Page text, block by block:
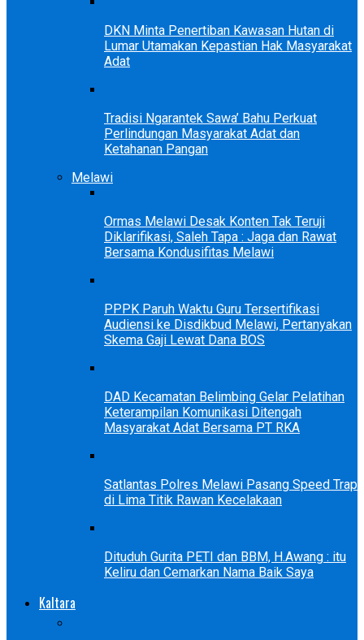
DKN Minta Penertiban Kawasan Hutan di
Lumar Utamakan Kepastian Hak Masyarakat
Adat
Tradisi Ngarantek Sawa’ Bahu Perkuat
Perlindungan Masyarakat Adat dan
Ketahanan Pangan
Melawi
Ormas Melawi Desak Konten Tak Teruji
Diklarifikasi, Saleh Tapa : Jaga dan Rawat
Bersama Kondusifitas Melawi
PPPK Paruh Waktu Guru Tersertifikasi
Audiensi ke Disdikbud Melawi, Pertanyakan
Skema Gaji Lewat Dana BOS
DAD Kecamatan Belimbing Gelar Pelatihan
Keterampilan Komunikasi Ditengah
Masyarakat Adat Bersama PT RKA
Satlantas Polres Melawi Pasang Speed Trap
di Lima Titik Rawan Kecelakaan
Dituduh Gurita PETI dan BBM, H.Awang : itu
Keliru dan Cemarkan Nama Baik Saya
Kaltara